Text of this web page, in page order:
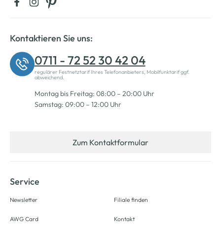
Kontaktieren Sie uns:
0711 - 72 52 30 42 04
regulärer Festnetztarif Ihres Telefonanbieters, Mobilfunktarif ggf.
abweichend.
Montag bis Freitag: 08:00 – 20:00 Uhr
Samstag: 09:00 – 12:00 Uhr
Zum Kontaktformular
Service
Newsletter
AWG Card
Filiale finden
Kontakt